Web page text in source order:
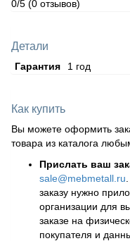
0/5 (0 отзывов)
Детали
Гарантия 1 год
Как купить
Вы можете оформить
товара из каталога
Прислать ваш
sale@mebmetall.ru
заказу нужно
организации для
заказе на
покупателя и